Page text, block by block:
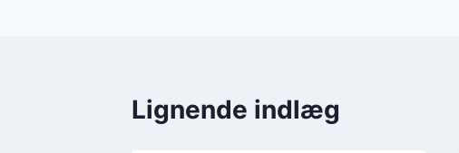
Lignende indlæg